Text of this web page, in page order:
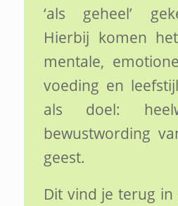
‘als geheel’
Hierbij komen
mentale,
voeding en
als doel:
bewustwording
geest.
Dit vind je terug in